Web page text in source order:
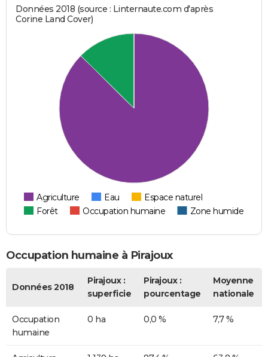
Données 2018 (source : Linternaute.com d'après
Corine Land Cover)
Agriculture Eau
Espace naturel
Forêt
Occupation humaine Zone humide
Occupation humaine à Pirajoux
Données 2018
Pirajoux :
superficie
Pirajoux :
pourcentage
Moyenne
nationale
Occupation
humaine
0 ha 0,0 % 7,7 %